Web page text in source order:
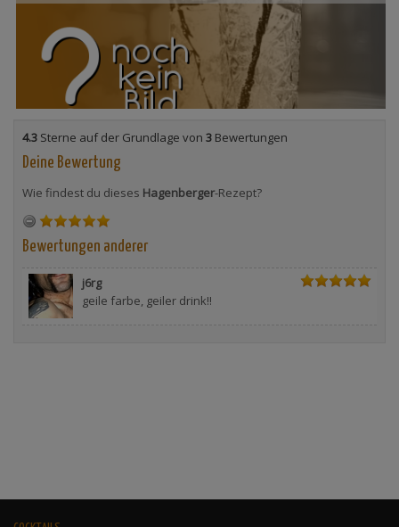
4.3 Sterne auf der Grundlage von 3 Bewertungen
Deine Bewertung
Wie findest du dieses Hagenberger-Rezept?
Bewertungen anderer
j6rg
geile farbe, geiler drink!!